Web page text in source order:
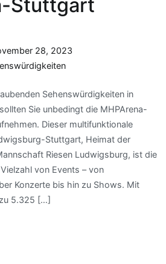
Stuttgart
28, 2023
Sehenswürdigkeiten in
Sie unbedingt die MHPArena-
Dieser multifunktionale
Stuttgart, Heimat der
Riesen Ludwigsburg, ist die
von Events – von
Konzerte bis hin zu Shows. Mit
5.325 […]